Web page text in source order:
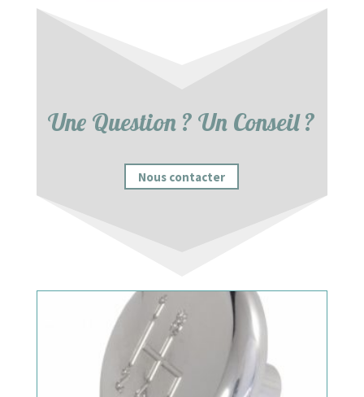
Une Question ? Un Conseil ?
Nous contacter